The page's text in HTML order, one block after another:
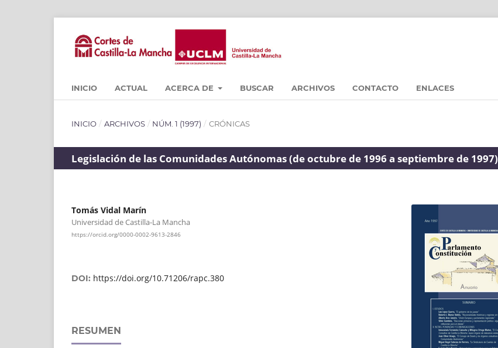
INICIO ACTUAL ACERCA DE BUSCAR ARCHIVOS CONTACTO ENLACES
INICIO / ARCHIVOS / NÚM. 1 (1997) / CRÓNICAS
Legislación de las Comunidades Autónomas (de octubre de 1996 a septiembre de 1997)
Tomás Vidal Marín
Universidad de Castilla-La Mancha
https://orcid.org/0000-0002-9613-2846
DOI: https://doi.org/10.71206/rapc.380
RESUMEN